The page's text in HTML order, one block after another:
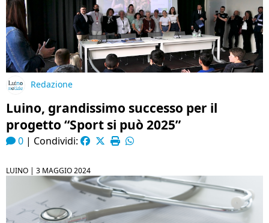
Redazione
Luino, grandissimo successo per il
progetto “Sport si può 2025”
0 | Condividi:
LUINO | 3 MAGGIO 2024